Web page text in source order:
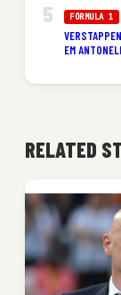
FÓRMULA 1
EM
RELATED